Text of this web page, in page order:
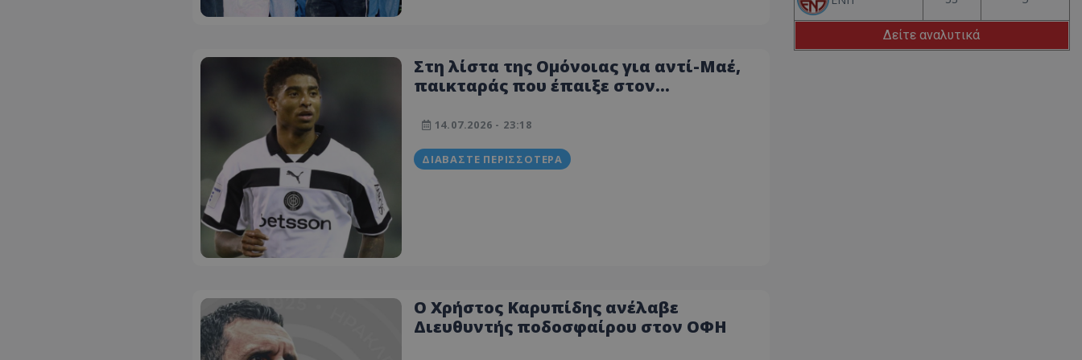
Στη λίστα της Ομόνοιας για αντί-Μαέ,
παικταράς που έπαιξε στον
14.07.2026 - 23:18
ΔΙΑΒΆΣΤΕ ΠΕΡΙΣΣΌΤΕΡΑ
Ο Χρήστος Καρυπίδης ανέλαβε
Διευθυντής ποδοσφαίρου στον ΟΦΗ
Δείτε αναλυτικά